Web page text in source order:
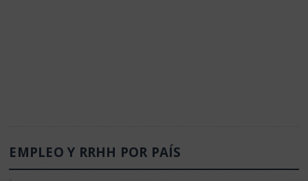
EMPLEO Y RRHH POR PAÍS